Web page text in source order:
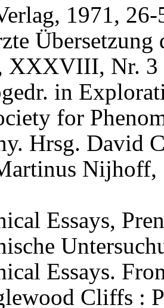
1971, 26-
XXXVIII, Nr.
in
for
Hrsg. David
Essays,
Essays.
Cliffs :